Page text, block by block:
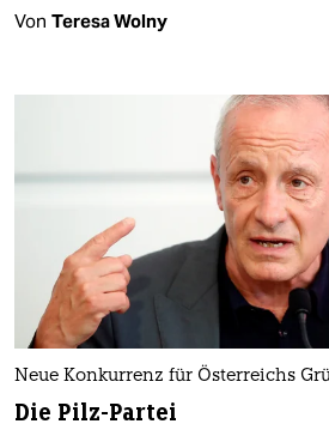
Von Teresa Wolny
Neue Konkurrenz für Österreichs
Die Pilz-Partei